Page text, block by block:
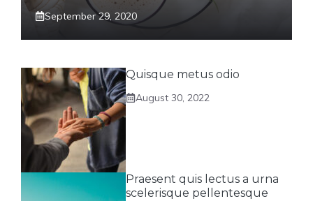
September 29, 2020
Quisque metus odio
August 30, 2022
Praesent quis lectus a urna
scelerisque pellentesque